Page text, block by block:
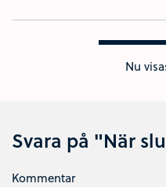
Nu
Svara på "När
Kommentar